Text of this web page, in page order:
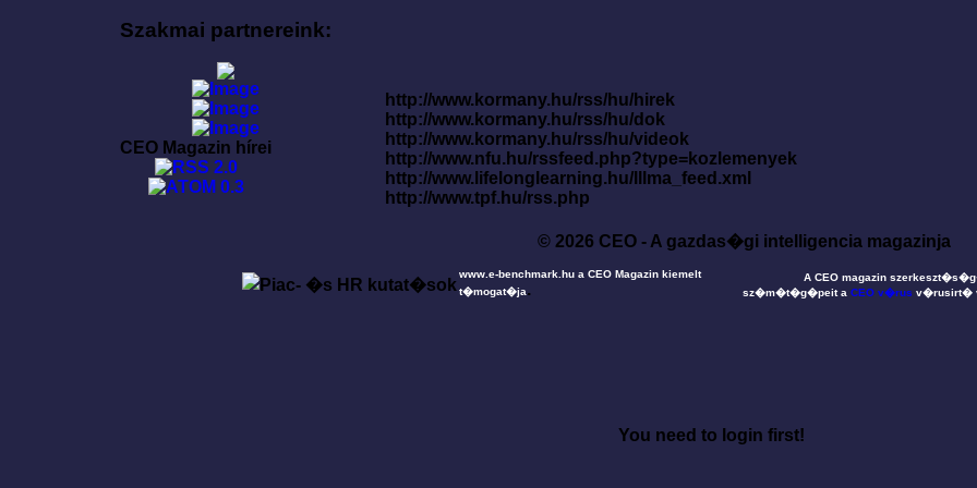
Szakmai partnereink:
CEO Magazin hírei
http://www.kormany.hu/rss/hu/hirek
http://www.kormany.hu/rss/hu/dok
http://www.kormany.hu/rss/hu/videok
http://www.nfu.hu/rssfeed.php?type=kozlemenyek
http://www.lifelonglearning.hu/lllma_feed.xml
http://www.tpf.hu/rss.php
You need to login first!
© 2026 CEO - A gazdas�gi intelligencia magazinja
www.e-benchmark.hu a CEO Magazin kiemelt
t�mogat�ja.
A CEO magazin
sz�m�t�g�peit a CEO v�rus v�rusirt�